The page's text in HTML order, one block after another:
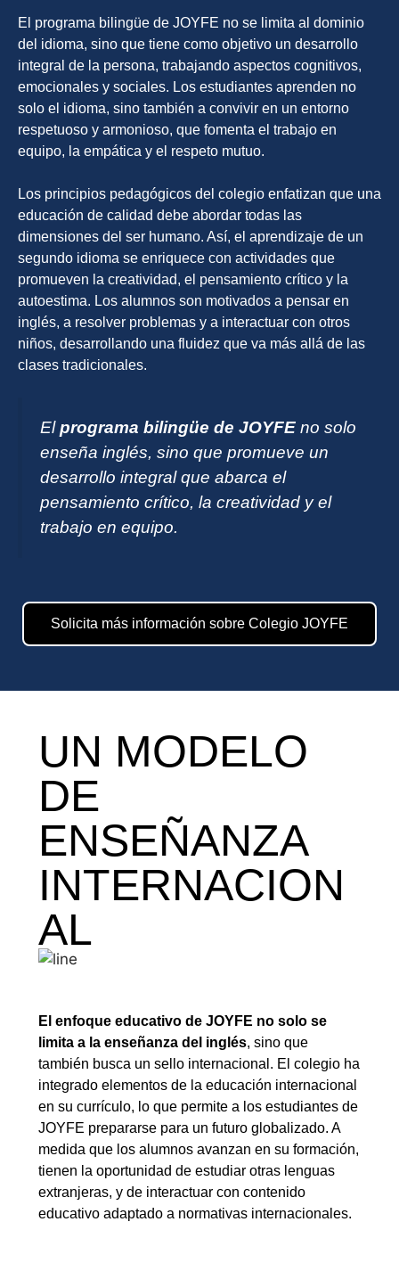
El programa bilingüe de JOYFE no se limita al dominio
del idioma, sino que tiene como objetivo un desarrollo
integral de la persona, trabajando aspectos cognitivos,
emocionales y sociales. Los estudiantes aprenden no
solo el idioma, sino también a convivir en un entorno
respetuoso y armonioso, que fomenta el trabajo en
equipo, la empática y el respeto mutuo.
Los principios pedagógicos del colegio enfatizan que una
educación de calidad debe abordar todas las
dimensiones del ser humano. Así, el aprendizaje de un
segundo idioma se enriquece con actividades que
promueven la creatividad, el pensamiento crítico y la
autoestima. Los alumnos son motivados a pensar en
inglés, a resolver problemas y a interactuar con otros
niños, desarrollando una fluidez que va más allá de las
clases tradicionales.
Elprograma bilingüe de JOYFE no solo
enseña inglés, sino que promueve un
desarrollo integral que abarca el
pensamiento crítico, la creatividad y el
trabajo en equipo.
Solicita más información sobre Colegio JOYFE
UN MODELO
DE
ENSEÑANZA
INTERNACION
AL
El enfoque educativo de JOYFE no solo se
limita a la enseñanza del inglés, sino que
también busca un sello internacional. El colegio ha
integrado elementos de la educación internacional
en su currículo, lo que permite a los estudiantes de
JOYFE prepararse para un futuro globalizado. A
medida que los alumnos avanzan en su formación,
tienen la oportunidad de estudiar otras lenguas
extranjeras, y de interactuar con contenido
educativo adaptado a normativas internacionales.